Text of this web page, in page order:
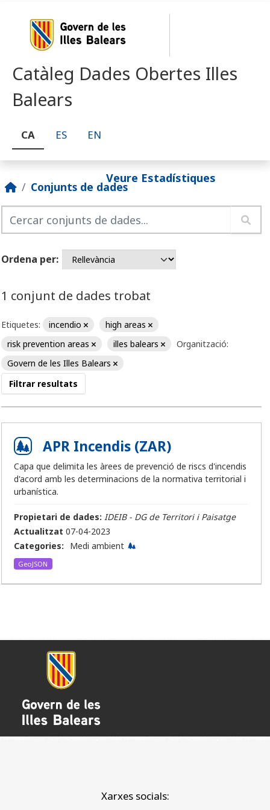
Catàleg Dades Obertes Illes
Balears
CA ES EN
Veure Estadístiques
Conjunts de dades
Ordena per
1 conjunt de dades trobat
Etiquetes: incendio
high areas
risk prevention areas
illes balears
Organització:
Govern de les Illes Balears
Filtrar resultats
APR Incendis (ZAR)
Capa que delimita les àrees de prevenció de riscs d'incendis
d'acord amb les determinacions de la normativa territorial i
urbanística.
Propietari de dades: IDEIB - DG de Territori i Paisatge
Actualitzat 07-04-2023
Categories:
Medi ambient
GeoJSON
Xarxes socials: